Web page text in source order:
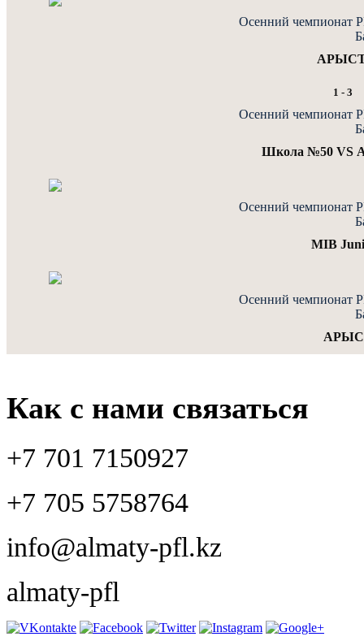
Осенний чемпионат
1 - 3
Осенний чемпионат
Школа №50 VS
Осенний чемпионат
MIB
Осенний чемпионат
Как с нами связаться
+7 701 7150927
+7 705 5758764
info@almaty-pfl.kz
almaty-pfl